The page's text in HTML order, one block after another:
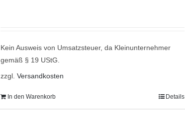
Kein Ausweis von Umsatzsteuer, da Kleinunternehmer
gemäß § 19 UStG.
zzgl.Versandkosten
In den Warenkorb Details